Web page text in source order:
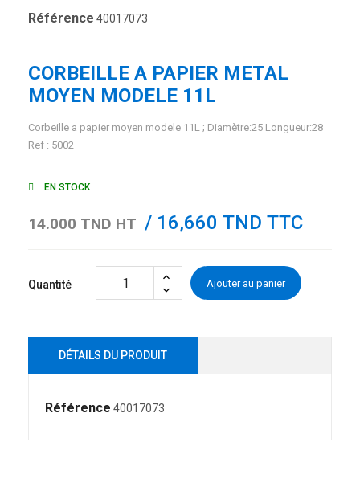
Référence 40017073
CORBEILLE A PAPIER METAL
MOYEN MODELE 11L
Corbeille a papier moyen modele 11L ; Diamètre:25 Longueur:28
Ref : 5002
EN STOCK
14.000 TND HT / 16,660 TND TTC
Quantité Ajouter au panier
DÉTAILS DU PRODUIT
Référence 40017073